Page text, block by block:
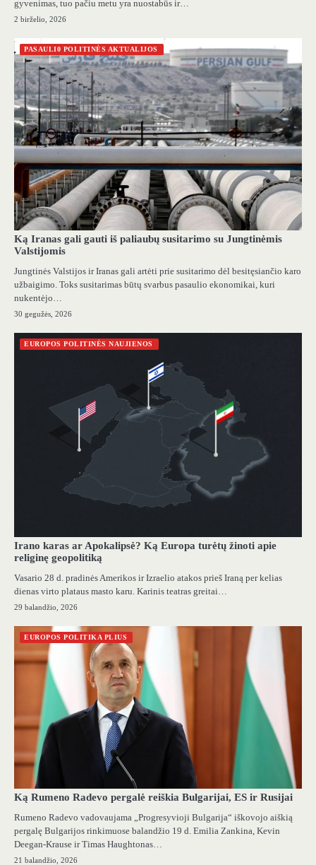
gyvenimas, tuo pačiu metu yra nuostabūs ir…
2 birželio, 2026
PASAULI0 POLITINĖS AKTUALIJOS
Ką Iranas gali gauti iš paliaubų susitarimo su Jungtinėmis
Valstijomis
Jungtinės Valstijos ir Iranas gali artėti prie susitarimo dėl besitęsiančio karo
užbaigimo. Toks susitarimas būtų svarbus pasaulio ekonomikai, kuri
nukentėjo…
30 gegužės, 2026
EUROPOS POLITINĖS NAUJIENOS
Irano karas ar Apokalipsė? Ką Europa turėtų žinoti apie
religinę geopolitiką
Vasario 28 d. pradinės Amerikos ir Izraelio atakos prieš Iraną per kelias
dienas virto plataus masto karu. Karinis teatras greitai…
29 balandžio, 2026
EUROPOS POLITIKA PLIUS
Ką Rumeno Radevo pergalė reiškia Bulgarijai, ES ir Rusijai
Rumeno Radevo vadovaujama „Progresyvioji Bulgarija“ iškovojo aiškią
pergalę Bulgarijos rinkimuose balandžio 19 d. Emilia Zankina, Kevin
Deegan-Krause ir Timas Haughtonas…
21 balandžio, 2026